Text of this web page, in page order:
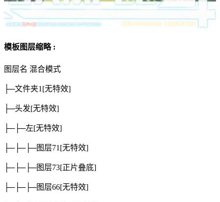
模板图层缩略 :
图层名 混合模式
├─文件夹1[无特效]
├─头发[无特效]
├─├─左[无特效]
├─├─├─图层71[无特效]
├─├─├─图层73[正片叠底]
├─├─├─图层66[无特效]